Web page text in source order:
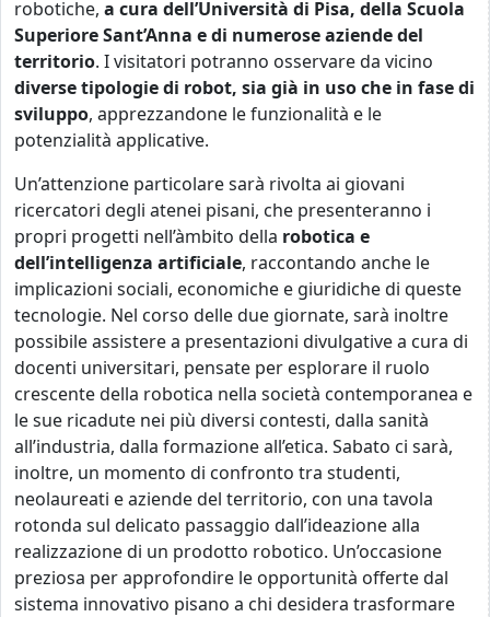
robotiche, a cura dell’Università di Pisa, della Scuola
Superiore Sant’Anna e di numerose aziende del
territorio. I visitatori potranno osservare da vicino
diverse tipologie di robot, sia già in uso che in fase di
sviluppo, apprezzandone le funzionalità e le
potenzialità applicative.
Un’attenzione particolare sarà rivolta ai giovani
ricercatori degli atenei pisani, che presenteranno i
propri progetti nell’àmbito della robotica e
dell’intelligenza artificiale, raccontando anche le
implicazioni sociali, economiche e giuridiche di queste
tecnologie. Nel corso delle due giornate, sarà inoltre
possibile assistere a presentazioni divulgative a cura di
docenti universitari, pensate per esplorare il ruolo
crescente della robotica nella società contemporanea e
le sue ricadute nei più diversi contesti, dalla sanità
all’industria, dalla formazione all’etica. Sabato ci sarà,
inoltre, un momento di confronto tra studenti,
neolaureati e aziende del territorio, con una tavola
rotonda sul delicato passaggio dall’ideazione alla
realizzazione di un prodotto robotico. Un’occasione
preziosa per approfondire le opportunità offerte dal
sistema innovativo pisano a chi desidera trasformare